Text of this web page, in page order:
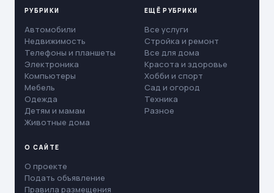
РУБРИКИ
Автомобили
Недвижимость
Телефоны и планшеты
Электроника
Компьютеры
Мебель
Одежда
Детям и мамам
Животные дома
ЕЩЁ РУБРИКИ
Все услуги
Стройка и ремонт
Все для дома
Красота и здоровье
Хобби и спорт
Сад и огород
Техника
Разное
О САЙТЕ
О проекте
Подать объявление
Правила размещения